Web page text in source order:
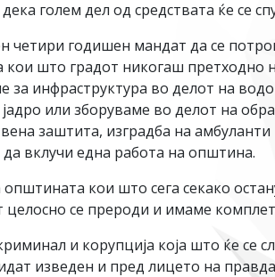
голем дел од средствата ќе се
годишен мандат да се
кои што градот никогаш претходно
за инфраструктура во делот на
или зборуваме во делот на
заштита, изградба на
вклучи една работа на општина.
кои што сега секако
целосно се прероди и имаме
и корупција која што ќе се
изведен и пред лицето на